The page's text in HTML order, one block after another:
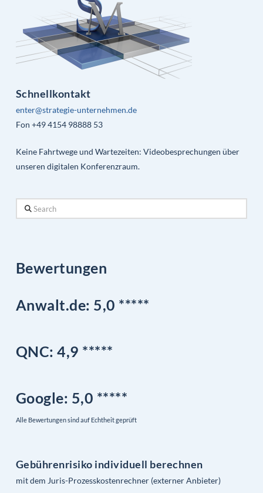
Schnellkontakt
enter@strategie-unternehmen.de
Fon +49 4154 98888 53
Keine Fahrtwege und Wartezeiten: Videobesprechungen über
unseren digitalen Konferenzraum.
Search
Bewertungen
Anwalt.de: 5,0 *****
QNC: 4,9 *****
Google: 5,0 *****
Alle Bewertungen sind auf Echtheit geprüft
Gebührenrisiko individuell berechnen
mit dem Juris-Prozesskostenrechner (externer Anbieter)